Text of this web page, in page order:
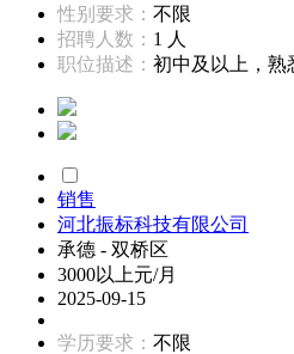
性别要求： 不限
招聘人数： 1 人
职位描述： 初中及以上，熟
销售
河北振标科技有限公司
承德 - 双桥区
3000以上元/月
2025-09-15
学历要求： 不限